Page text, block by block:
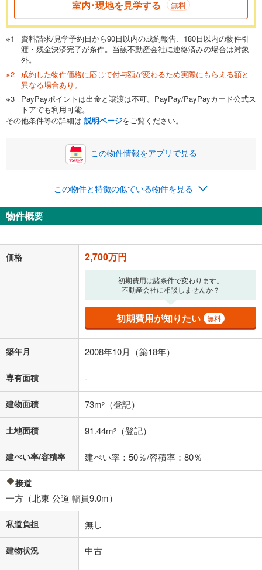
が完済時の年齢は80歳までを条件としています。
閉じる
頭金 万円
0万円 2,700万円
自己資金から住宅購入にかけられる金額を入力してくださ
い。一般的には物件価格の2割までが目安です。
閉じる
ボーナス
万円
0円
ナス時の増額分（1回分）を入力してください。
ボーナス払いの限度額は金融機関によって異なります。
閉じる
月々の返済額
上、ご自身での入力をお願いいたします。初期設定で自動入力されてい
る値は、実際の金融機関等における貸出金利とは何ら関係がなく、実際
の金融機関等における貸出金利を何ら保証するものではありません。返
済方法「元利均等返済」にて算出しております。入力された金利を35年
適用した場合の計算結果を表示しています。
その他月額費用や、初期費用がかかります。ご注意ください。実際にお
借り入れの際は各金融機関等に、必ずご自身でご確認をお願いいたしま
す。
条件によってお借り入れができないことがあります。
不動産会社に購入相談をする
閉じる
室内･現地を見学する 無料
資料請求/見学予約日から90日以内の成約報告、180日以内の物件引
渡・残金決済完了が条件。当該不動産会社に連絡済みの場合は対象
外。
成約した物件価格に応じて付与額が変わるため実際にもらえる額と
異なる場合あり。
PayPayポイントは出金と譲渡は不可。PayPay/PayPayカード公式ス
トアでも利用可能。
その他条件等の詳細は 説明ページをご覧ください。
この物件情報をアプリで見る
この物件と特徴の似ている物件を見る
物件概要
価格 2,700万円
初期費用は諸条件で変わります。
不動産会社に相談しませんか？
初期費用が知りたい 無料
築年月 2008年10月（築18年）
専有面積 -
建物面積 73m2 （登記）
土地面積 91.44m2 （登記）
建ぺい率/容積率 建ぺい率：50％/容積率：80％
接道
一方（北東 公道 幅員9.0m）
私道負担 無し
建物状況 中古